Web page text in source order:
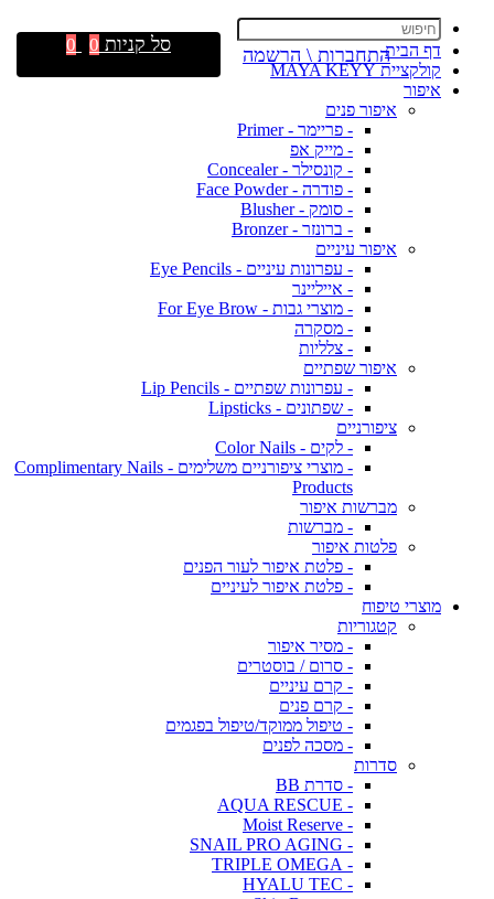
דף הבית
קולקציית MAYA KEYY
איפור
איפור פנים
- פריימר - Primer
- מייק אפ
- קונסילר - Concealer
- פודרה - Face Powder
- סומק - Blusher
- ברונזר - Bronzer
איפור עיניים
- עפרונות עיניים - Eye Pencils
- אייליינר
- מוצרי גבות - For Eye Brow
- מסקרה
- צלליות
איפור שפתיים
- עפרונות שפתיים - Lip Pencils
- שפתונים - Lipsticks
ציפורניים
- לקים - Color Nails
- מוצרי ציפורניים משלימים - Complimentary Nails
Products
מברשות איפור
- מברשות
פלטות איפור
- פלטת איפור לעור הפנים
- פלטת איפור לעיניים
מוצרי טיפוח
קטגוריות
- מסיר איפור
- סרום / בוסטרים
- קרם עיניים
- קרם פנים
- טיפול ממוקד/טיפול בפגמים
- מסכה לפנים
סדרות
- סדרת BB
- AQUA RESCUE
- Moist Reserve
- SNAIL PRO AGING
- TRIPLE OMEGA
- HYALU TEC
התחברות \ הרשמה סל קניות 0
0